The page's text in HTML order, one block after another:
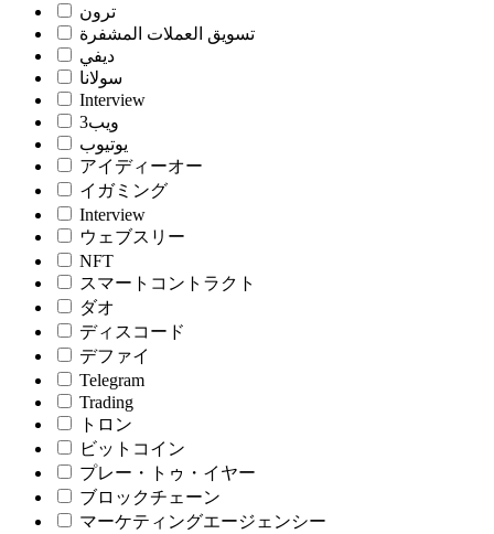
ترون
تسويق العملات المشفرة
ديفي
سولانا
Interview
ويب3
يوتيوب
アイディーオー
イガミング
Interview
ウェブスリー
NFT
スマートコントラクト
ダオ
ディスコード
デファイ
Telegram
Trading
トロン
ビットコイン
プレー・トゥ・イヤー
ブロックチェーン
マーケティングエージェンシー